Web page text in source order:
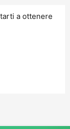
a ottenere